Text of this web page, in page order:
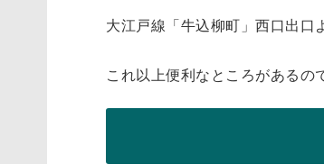
大江戸線「牛込柳町」西口出口
これ以上便利なところがあるの